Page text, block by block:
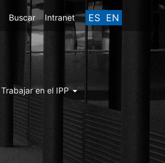
ES EN
Buscar Intranet
Trabajar en el IPP